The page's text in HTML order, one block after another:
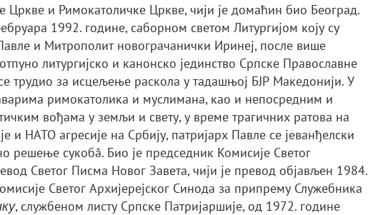
Цркве и Римокатоличке Цркве, чији је домаћин био Београд.
1992. године, саборном светом Литургијом коју су
и Митрополит новограчанички Иринеј, после више
литургијско и канонско јединство Српске Православне
трудио за исцељење раскола у тадашњој БЈР Македонији. У
римокатолика и муслимана, као и непосредним и
вођама у земљи и свету, у време трагичних ратова на
и НАТО агресије на Србију, патријарх Павле се јеванђелски
решење сукобâ. Био је председник Комисије Светог
Светог Писма Новог Завета, чији је превод објављен 1984.
Светог Архијерејског Синода за припрему Служебника
, службеном листу Српске Патријаршије, од 1972. године